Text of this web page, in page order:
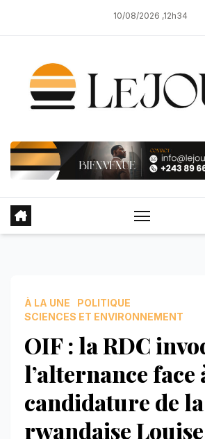
10/08/2026 ,12h34
À LA UNE
POLITIQUE
SCIENCES ET ENVIRONNEMENT
OIF : la RDC
l’alternance face
candidature de la
rwandaise Louise